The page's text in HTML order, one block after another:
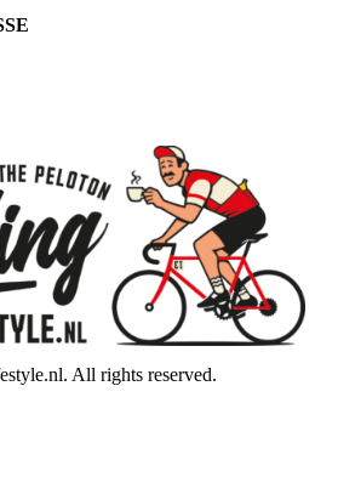
All rights reserved.